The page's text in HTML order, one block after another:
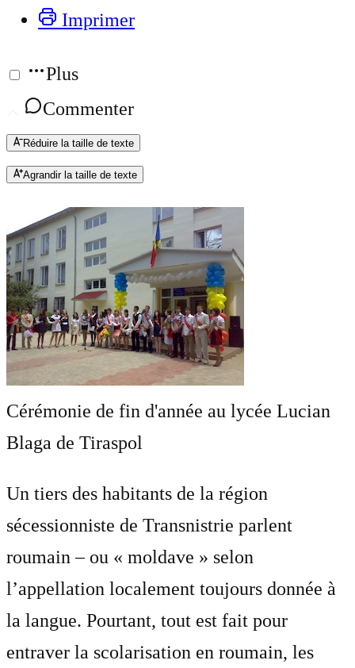
Imprimer
Plus
Commenter
Réduire la taille de texte
Agrandir la taille de texte
Cérémonie de fin d'année au lycée Lucian
Blaga de Tiraspol
Un tiers des habitants de la région
sécessionniste de Transnistrie parlent
roumain – ou « moldave » selon
l’appellation localement toujours donnée à
la langue. Pourtant, tout est fait pour
entraver la scolarisation en roumain, les